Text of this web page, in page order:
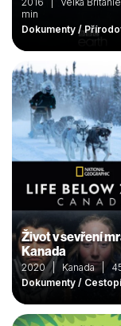
min
Dokumenty /
Život v sevření
Kanada
2020 | Kanada |
Dokumenty /